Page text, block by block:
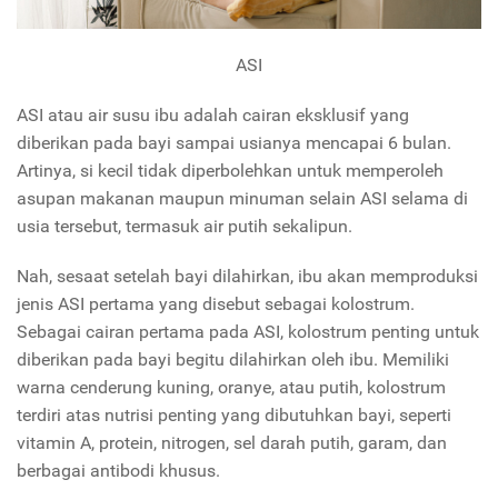
ASI
ASI atau air susu ibu adalah cairan eksklusif yang
diberikan pada bayi sampai usianya mencapai 6 bulan.
Artinya, si kecil tidak diperbolehkan untuk memperoleh
asupan makanan maupun minuman selain ASI selama di
usia tersebut, termasuk air putih sekalipun.
Nah, sesaat setelah bayi dilahirkan, ibu akan memproduksi
jenis ASI pertama yang disebut sebagai kolostrum.
Sebagai cairan pertama pada ASI, kolostrum penting untuk
diberikan pada bayi begitu dilahirkan oleh ibu. Memiliki
warna cenderung kuning, oranye, atau putih, kolostrum
terdiri atas nutrisi penting yang dibutuhkan bayi, seperti
vitamin A, protein, nitrogen, sel darah putih, garam, dan
berbagai antibodi khusus.